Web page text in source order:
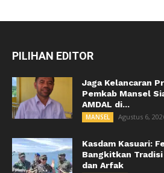
PILIHAN EDITOR
Jaga Kelancaran
Pemkab Mansel
AMDAL di...
MANSEL Agustus 6,
Kasdam Kasuari:
Bangkitkan
dan Arfak